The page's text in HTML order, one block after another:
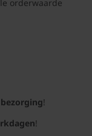
orderwaarde
bezorging!
!